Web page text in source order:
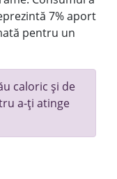
7% aport
pentru un
caloric și de
a-ți atinge